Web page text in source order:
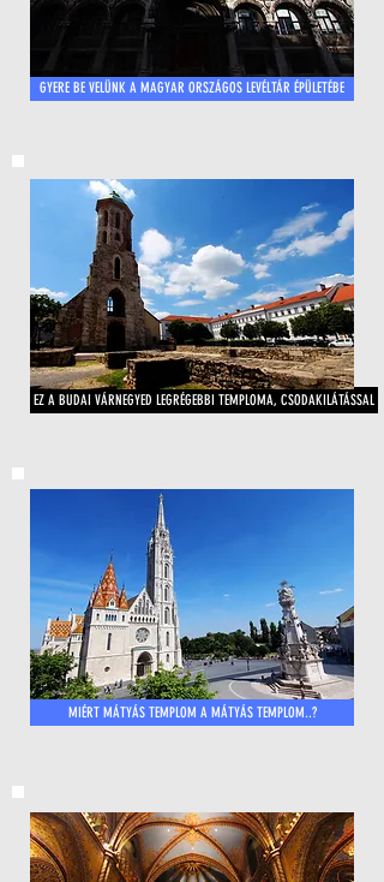
GYERE BE VELÜNK A MAGYAR ORSZÁGOS LEVÉLTÁR ÉPÜLETÉBE
EZ A BUDAI VÁRNEGYED LEGRÉGEBBI TEMPLOMA, CSODAKILÁTÁSSAL
MIÉRT MÁTYÁS TEMPLOM A MÁTYÁS TEMPLOM..?